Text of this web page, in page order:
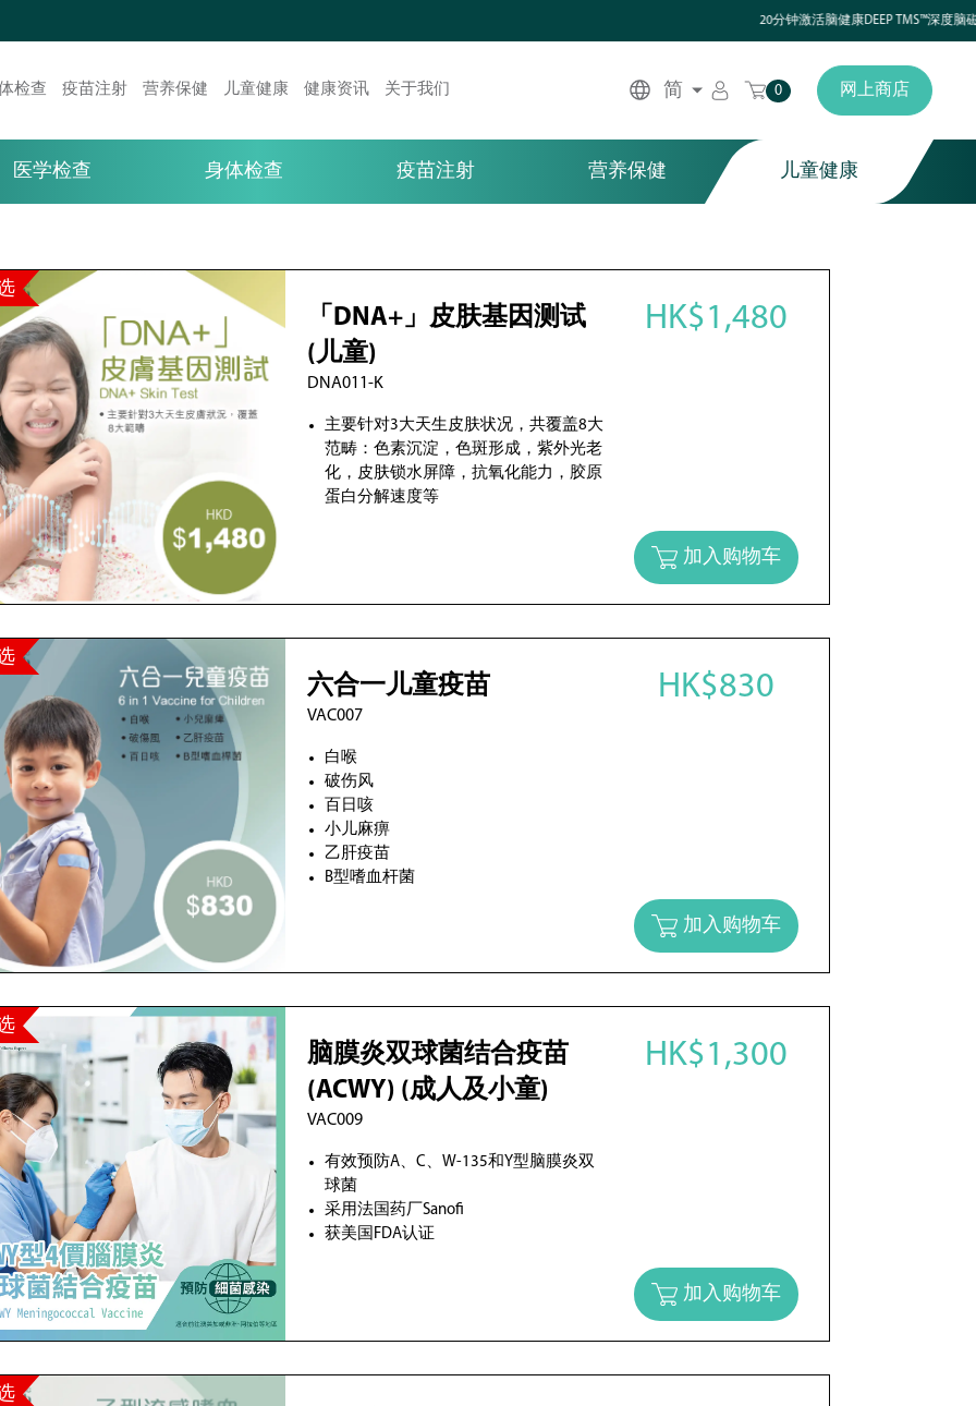
20分钟激活脑健康DEEP TMS™深度脑磁激疗程
检查 疫苗注射 营养保健 儿童健康 健康资讯 关于我们 简 0 网上商店
医学检查 身体检查 疫苗注射 营养保健 儿童健康
「DNA+」皮肤基因测试
(儿童)
DNA011-K
主要针对3大天生皮肤状况，共覆盖8大
范畴：色素沉淀，色斑形成，紫外光老
化，皮肤锁水屏障，抗氧化能力，胶原
蛋白分解速度等
HK$1,480
加入购物车
六合一儿童疫苗
VAC007
白喉
破伤风
百日咳
小儿麻痹
乙肝疫苗
B型嗜血杆菌
HK$830
加入购物车
脑膜炎双球菌结合疫苗
(ACWY) (成人及小童)
VAC009
有效预防A、C、W-135和Y型脑膜炎双
球菌
采用法国药厂Sanofi
获美国FDA认证
HK$1,300
加入购物车